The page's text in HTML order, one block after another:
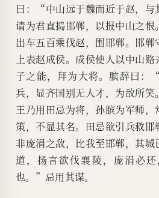
曰：“中山远于魏而近于赵，与
请为君直捣邯郸，以报中山之
出车五百乘伐赵，围邯郸。邯郸
上表赵成侯。成侯使人以中山
子之能，拜为大将。膑辞曰：
兵，显齐国别无人才，为敌所
王乃用田忌为将，孙膑为军师
策，不显其名。田忌欲引兵救
非庞涓之敌，比我至邯郸，其
道，扬言欲伐襄陵，庞涓必
也。”忌用其谋。